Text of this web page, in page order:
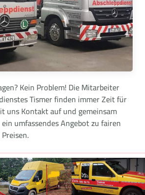
Kein Problem! Die Mitarbeiter
Tismer finden immer Zeit für
uns Kontakt auf und gemeinsam
umfassendes Angebot zu fairen